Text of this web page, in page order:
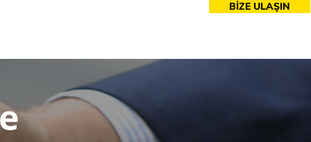
BİZE ULAŞIN